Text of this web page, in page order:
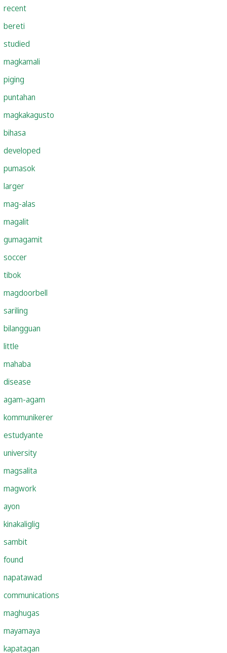
recent
bereti
studied
magkamali
piging
puntahan
magkakagusto
bihasa
developed
pumasok
larger
mag-alas
magalit
gumagamit
soccer
tibok
magdoorbell
sariling
bilangguan
little
mahaba
disease
agam-agam
kommunikerer
estudyante
university
magsalita
magwork
ayon
kinakaliglig
sambit
found
napatawad
communications
maghugas
mayamaya
kapatagan